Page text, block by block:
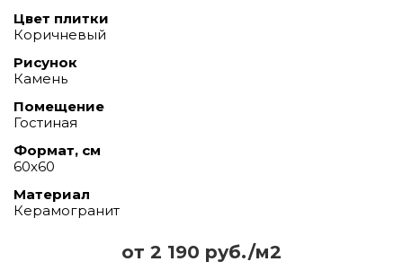
от 2 190 руб./м2
Цвет плитки
Коричневый
Рисунок
Камень
Помещение
Гостиная
Формат, см
60x60
Материал
Керамогранит